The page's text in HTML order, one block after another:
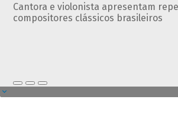
Cantora e violonista apresentam
compositores clássicos brasileiros